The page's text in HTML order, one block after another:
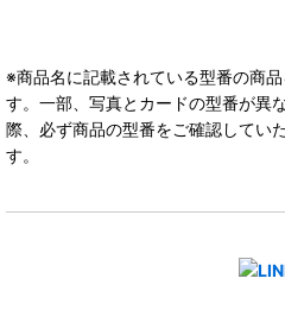
※商品名に記載されている型番の商
す。一部、写真とカードの型番が異
際、必ず商品の型番をご確認してい
す。